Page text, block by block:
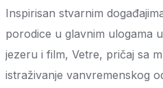
Inspirisan stvarnim
porodice u glavnim ulogama
jezeru i film, Vetre, pričaj sa
istraživanje vanvremenskog